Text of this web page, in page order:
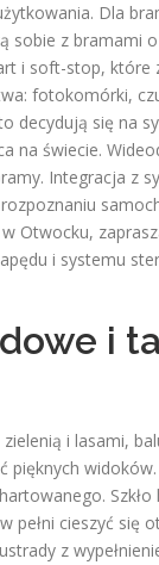
Dla
z bramami
i soft-stop, które
fotokomórki,
decydują się na
na świecie.
Integracja z
Otwocku,
i systemu
i
i lasami,
pięknych
pełni cieszyć się
z